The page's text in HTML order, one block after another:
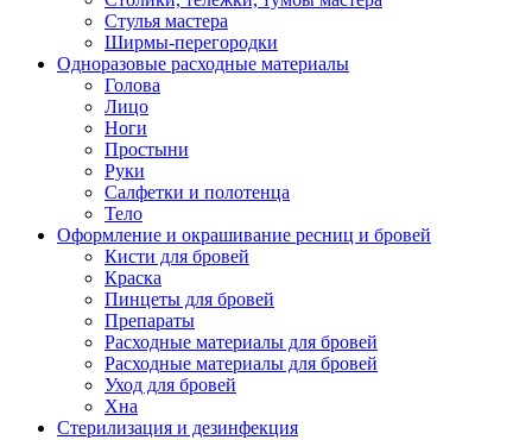
Стулья мастера
Ширмы-перегородки
Одноразовые расходные материалы
Голова
Лицо
Ноги
Простыни
Руки
Салфетки и полотенца
Тело
Оформление и окрашивание ресниц и бровей
Кисти для бровей
Краска
Пинцеты для бровей
Препараты
Расходные материалы для бровей
Расходные материалы для бровей
Уход для бровей
Хна
Стерилизация и дезинфекция